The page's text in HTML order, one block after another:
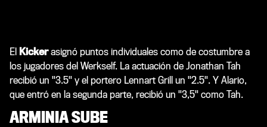
El Kickerasignó puntos individuales como de costumbre a
los jugadores del Werkself. La actuación de Jonathan Tah
recibió un "3.5" y el portero Lennart Grill un "2.5". Y Alario,
que entró en la segunda parte, recibió un "3,5" como Tah.
ARMINIA SUBE